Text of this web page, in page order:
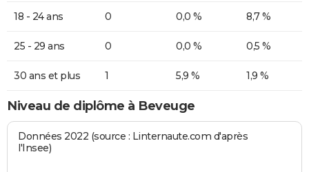
18 - 24 ans 0 0,0 % 8,7 %
25 - 29 ans 0 0,0 % 0,5 %
30 ans et plus 1 5,9 % 1,9 %
Niveau de diplôme à Beveuge
Données 2022 (source : Linternaute.com d'après
l'Insee)